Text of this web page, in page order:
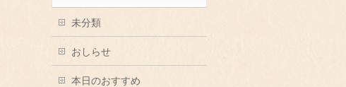
未分類
おしらせ
本日のおすすめ